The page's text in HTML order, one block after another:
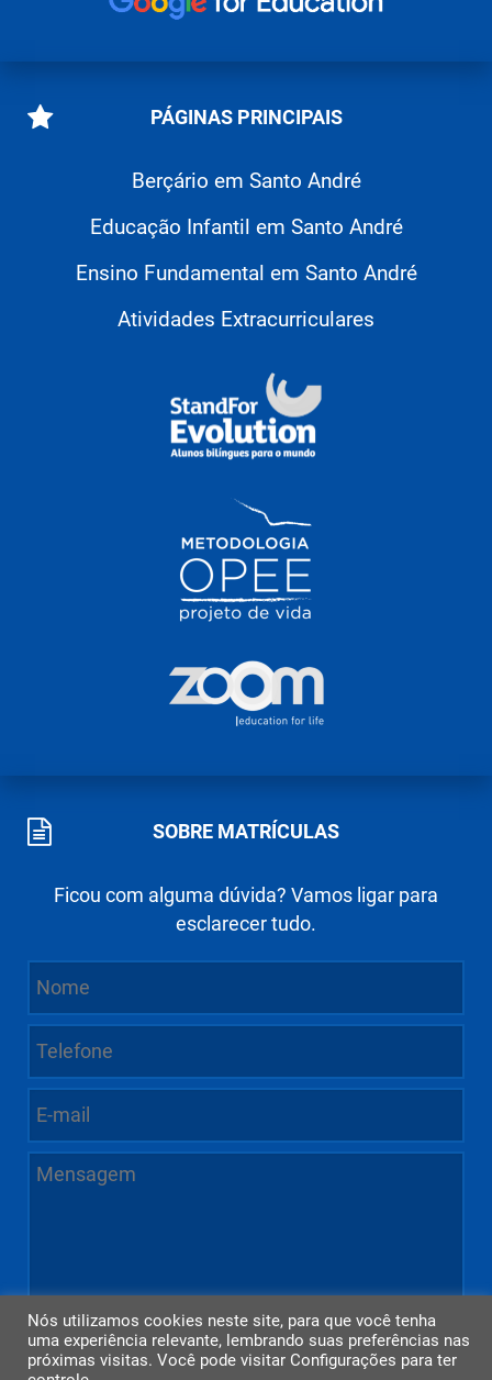
PÁGINAS PRINCIPAIS
Berçário em Santo André
Educação Infantil em Santo André
Ensino Fundamental em Santo André
Atividades Extracurriculares
SOBRE MATRÍCULAS
Ficou com alguma dúvida? Vamos ligar para
esclarecer tudo.
Nós utilizamos cookies neste site, para que você tenha
uma experiência relevante, lembrando suas preferências nas
próximas visitas. Você pode visitar Configurações para ter